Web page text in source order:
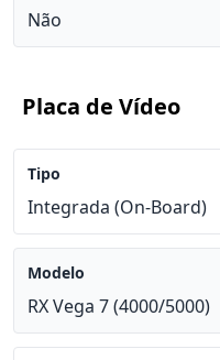
Não
Placa de Vídeo
Tipo
Integrada (On-Board)
Modelo
RX Vega 7 (4000/5000)